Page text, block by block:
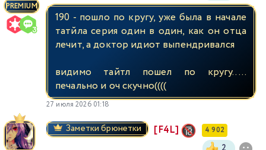
PREMIUM
190 - пошло по кругу, уже была в начале
татйла серия один в один, как он отца
лечит, а доктор идиот выпендривался
видимо тайтл пошел по кругу.....
печально и оч скучно((((
27 июля 2026 01:18
Заметки брюнетки [F4L] 4 902